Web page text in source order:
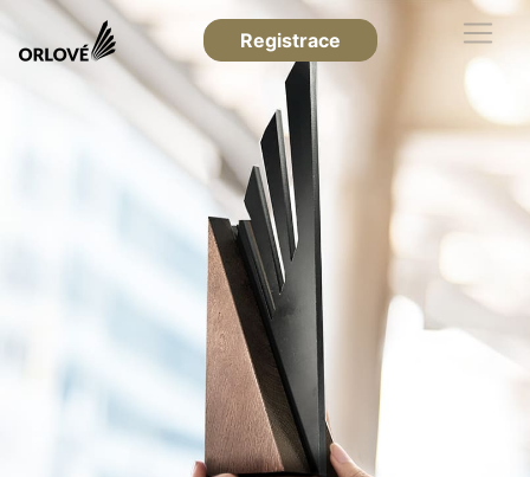
Registrace